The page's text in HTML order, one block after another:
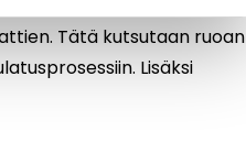
Tätä kutsutaan ruoan
Lisäksi